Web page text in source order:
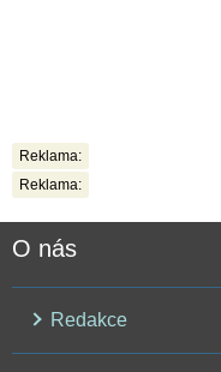
Reklama:
Reklama:
O nás
Redakce